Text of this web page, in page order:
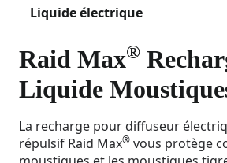
Liquide électrique
Raid Max®
Liquide
La recharge pour diffuseur
répulsif Raid Max® vous protège